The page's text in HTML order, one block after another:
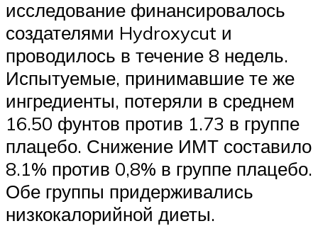
исследование финансировалось
создателями Hydroxycut и
проводилось в течение 8 недель.
Испытуемые, принимавшие те же
ингредиенты, потеряли в среднем
16.50 фунтов против 1.73 в группе
плацебо. Снижение ИМТ составило
8.1% против 0,8% в группе плацебо.
Обе группы придерживались
низкокалорийной диеты.